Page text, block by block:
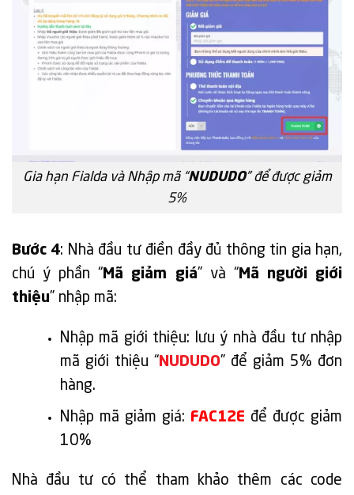
Gia hạn Fialda và Nhập mã “NUDUDO” để được giảm
5%
Bước 4: Nhà đầu tư điền đầy đủ thông tin gia hạn,
chú ý phần “Mã giảm giá” và “Mã người giới
thiệu” nhập mã:
Nhập mã giới thiệu: lưu ý nhà đầu tư nhập
mã giới thiệu “NUDUDO” để giảm 5% đơn
hàng.
Nhập mã giảm giá: FAC12E để được giảm
10%
Nhà đầu tư có thể tham khảo thêm các code